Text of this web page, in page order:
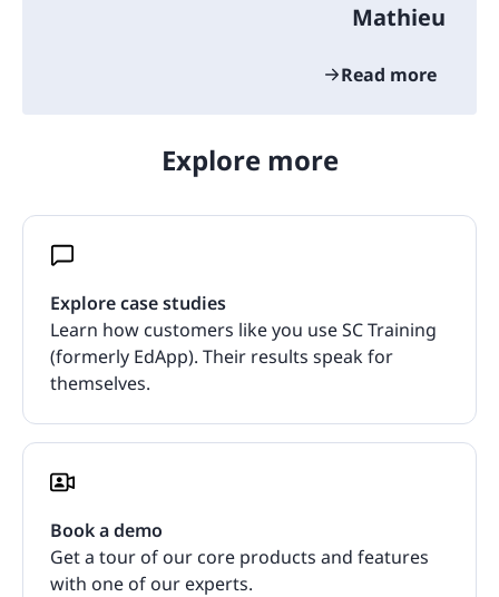
Mathieu
Read more
Explore more
Explore case studies
Learn how customers like you use SC Training
(formerly EdApp). Their results speak for
themselves.
Book a demo
Get a tour of our core products and features
with one of our experts.